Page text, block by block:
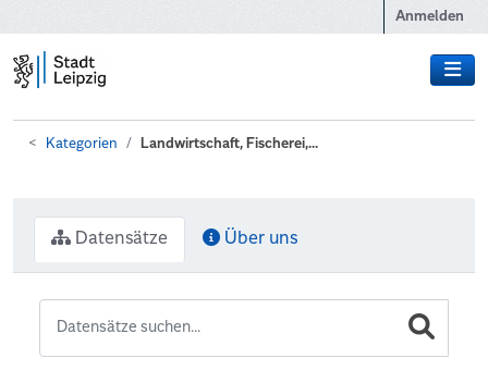
Anmelden
Kategorien Landwirtschaft, Fischerei,...
Datensätze Über uns